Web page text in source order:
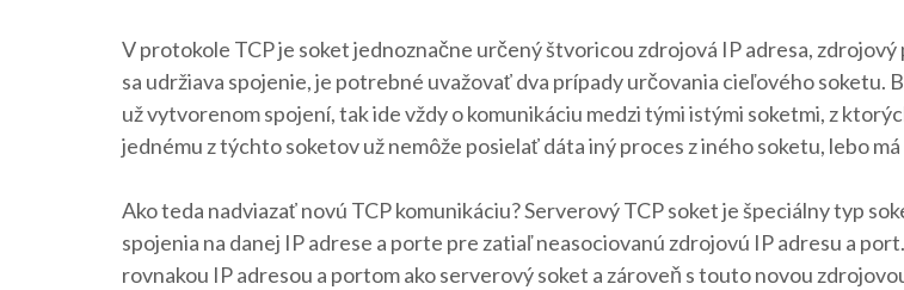
V protokole TCP je soket jednoznačne určený štvoricou zdrojová IP adresa,
sa udržiava spojenie, je potrebné uvažovať dva prípady určovania cieľového soketu.
už vytvorenom spojení, tak ide vždy o komunikáciu medzi tými istými soketmi, z
jednému z týchto soketov už nemôže posielať dáta iný proces z iného soketu, lebo
Ako teda nadviazať novú TCP komunikáciu? Serverový TCP soket je špeciálny typ
spojenia na danej IP adrese a porte pre zatiaľ neasociovanú zdrojovú IP adresu a
rovnakou IP adresou a portom ako serverový soket a zároveň s touto novou